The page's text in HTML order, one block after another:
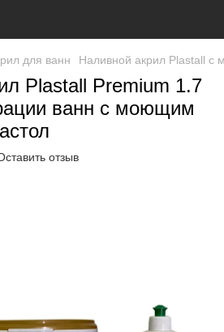
для ванн Наливной акрил Plastall
Plastall Premium 1.7
ванн с моющим
отзыв